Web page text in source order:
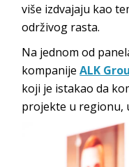
više izdvajaju kao
održivog rasta.
Na jednom od
kompanijeALK
koji je istakao da
projekte u regionu,